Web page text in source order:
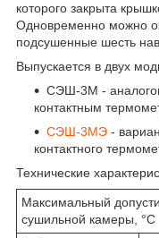
которого закрыта
Одновременно можно
подсушенные шесть
Выпускается в двух
СЭШ-3М -
контактным
СЭШ-3МЭ -
контактного
Технические
Максимальный
сушильной камеры, °С